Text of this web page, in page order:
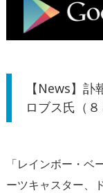
【News】訃
ロブス氏（
「レインボー・
ーツキャスター、